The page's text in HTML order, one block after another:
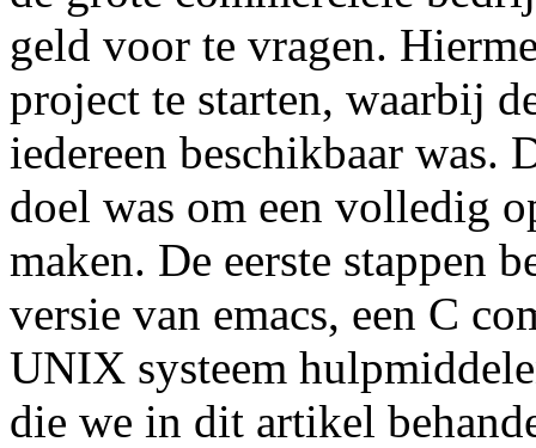
geld voor te vragen.
project te starten, waarbij
iedereen beschikbaar was.
doel was om een volledig
maken. De eerste stappen
versie van emacs, een C
UNIX systeem
die we in dit artikel